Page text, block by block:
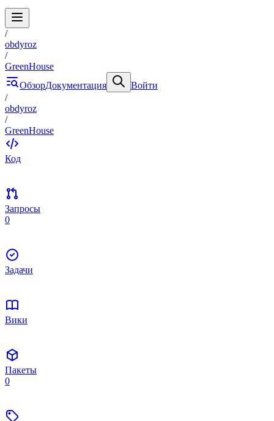
/
obdyroz
/
GreenHouse
ОбзорДокументация
Войти
/
obdyroz
/
GreenHouse
Код
Запросы
0
Задачи
Вики
Пакеты
0